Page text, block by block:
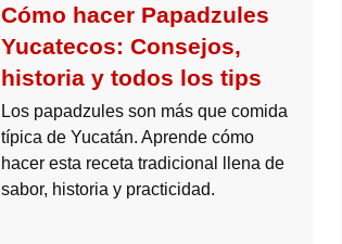
Cómo hacer Papadzules
Yucatecos: Consejos,
historia y todos los tips
Los papadzules son más que comida
típica de Yucatán. Aprende cómo
hacer esta receta tradicional llena de
sabor, historia y practicidad.